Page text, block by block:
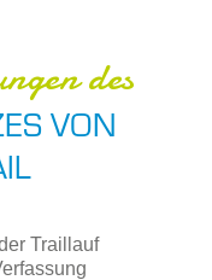
des
VON
Traillauf